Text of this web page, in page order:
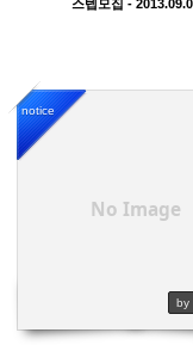
스텝모집 -
No Image
notice
by